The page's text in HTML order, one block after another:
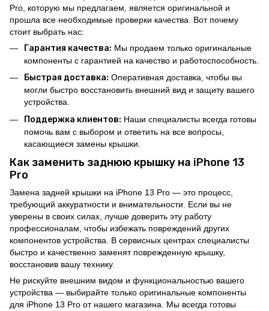
Pro, которую мы предлагаем, является оригинальной и
прошла все необходимые проверки качества. Вот почему
стоит выбрать нас:
Гарантия качества: Мы продаем только оригинальные
компоненты с гарантией на качество и работоспособность.
Быстрая доставка: Оперативная доставка, чтобы вы
могли быстро восстановить внешний вид и защиту вашего
устройства.
Поддержка клиентов: Наши специалисты всегда готовы
помочь вам с выбором и ответить на все вопросы,
касающиеся замены крышки.
Как заменить заднюю крышку на iPhone 13
Pro
Замена задней крышки на iPhone 13 Pro — это процесс,
требующий аккуратности и внимательности. Если вы не
уверены в своих силах, лучше доверить эту работу
профессионалам, чтобы избежать повреждений других
компонентов устройства. В сервисных центрах специалисты
быстро и качественно заменят поврежденную крышку,
восстановив вашу технику.
Не рискуйте внешним видом и функциональностью вашего
устройства — выбирайте только оригинальные компоненты
для iPhone 13 Pro от нашего магазина. Мы всегда готовы